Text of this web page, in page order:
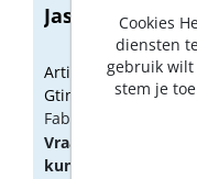
Jashaak zwart
Artikelnummer:
Gtin: 8714359034860
Fabrikant artikel
Vraag een
kunnen zien.
Cookies
diensten
gebruik wilt
stem je